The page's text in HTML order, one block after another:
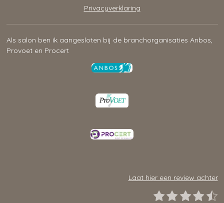
Privacyverklaring
Als salon ben ik aangesloten bij de branchorganisaties Anbos,
Provoet en Procert
Laat hier een review achter
1
2 3 4 5
S